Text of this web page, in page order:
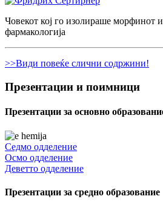
Човекот кој го изолираше морфинот
фармакологија
>>Види повеќе слични содржини!
Презентации и поимници
Презентации за основно
Седмо одделение
Осмо одделение
Деветто одделение
Презентации за средно образование